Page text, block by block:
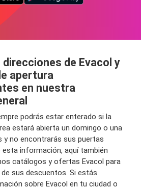
de Evacol y
apertura
en nuestra
podrás estar enterado si la
estará abierta un domingo o una
y no encontrarás sus puertas
esta información, aquí también
catálogos y ofertas Evacol para
sus descuentos. Si estás
sobre Evacol en tu ciudad o